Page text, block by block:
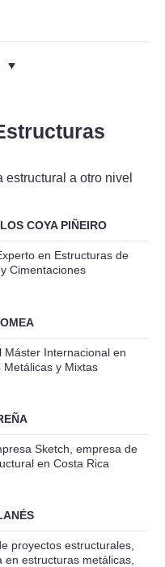
estructural a otro nivel
COYA PIÑEIRO
en Estructuras de
Cimentaciones
Máster Internacional en
Metálicas y Mixtas
Sketch, empresa de
en Costa Rica
proyectos estructurales,
en estructuras metálicas,